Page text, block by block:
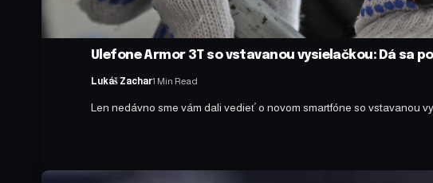
Ulefone Armor 3T so vstavanou vysielačkou: Dá sa
Lukáš Zachar1 Min Read
Len nedávno sme vám dali vedieť o novom smartfóne so vstavanou